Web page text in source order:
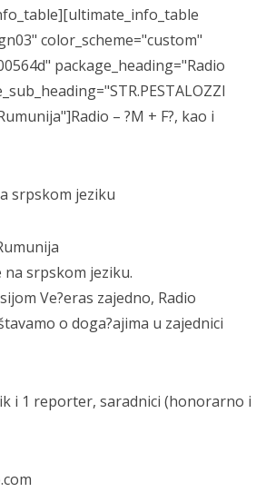
color_scheme="custom"
package_heading="Radio
– ?M + F?, kao i
srpskom jeziku
na srpskom jeziku.
Ve?eras zajedno, Radio
o doga?ajima u zajednici
i 1 reporter, saradnici (honorarno i